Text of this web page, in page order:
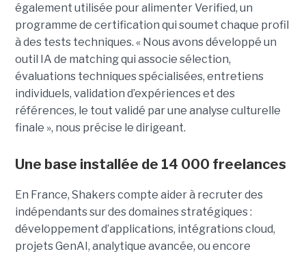
également utilisée pour alimenter Verified, un
programme de certification qui soumet chaque profil
à des tests techniques. « Nous avons développé un
outil IA de matching qui associe sélection,
évaluations techniques spécialisées, entretiens
individuels, validation d’expériences et des
références, le tout validé par une analyse culturelle
finale », nous précise le dirigeant.
Une base installée de 14 000 freelances
En France, Shakers compte aider à recruter des
indépendants sur des domaines stratégiques :
développement d’applications, intégrations cloud,
projets GenAI, analytique avancée, ou encore